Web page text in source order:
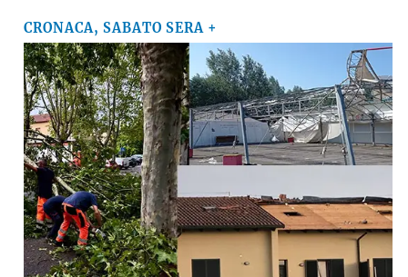
CRONACA, SABATO SERA +